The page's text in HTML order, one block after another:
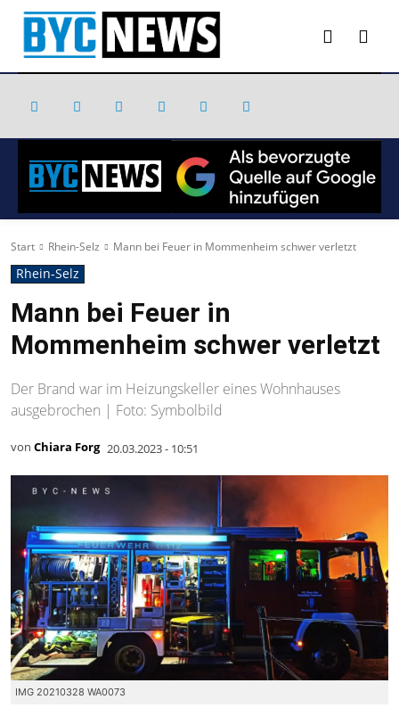
Start Rhein-Selz Mann bei Feuer in Mommenheim schwer verletzt
Rhein-Selz
Mann bei Feuer in
Mommenheim schwer verletzt
Der Brand war im Heizungskeller eines Wohnhauses
ausgebrochen | Foto: Symbolbild
von Chiara Forg 20.03.2023 - 10:51
IMG 20210328 WA0073